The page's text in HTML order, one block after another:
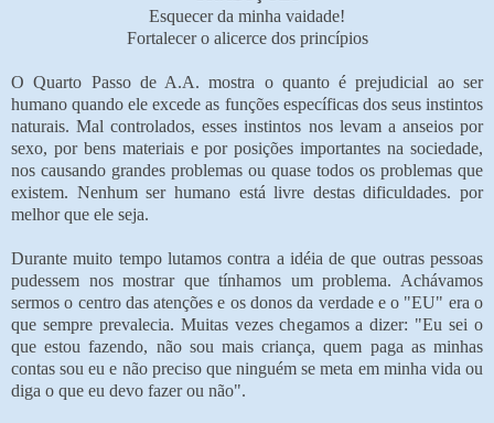
Esquecer da minha vaidade!
Fortalecer o alicerce dos princípios
O Quarto Passo de A.A. mostra o quanto é prejudicial ao ser
humano quando ele excede as funções específicas dos seus instintos
naturais. Mal controlados, esses instintos nos levam a anseios por
sexo, por bens materiais e por posições importantes na sociedade,
nos causando grandes problemas ou quase todos os problemas que
existem. Nenhum ser humano está livre destas dificuldades. por
melhor que ele seja.
Durante muito tempo lutamos contra a idéia de que outras pessoas
pudessem nos mostrar que tínhamos um problema. Achávamos
sermos o centro das atenções e os donos da verdade e o "EU" era o
que sempre prevalecia. Muitas vezes chegamos a dizer: "Eu sei o
que estou fazendo, não sou mais criança, quem paga as minhas
contas sou eu e não preciso que ninguém se meta em minha vida ou
diga o que eu devo fazer ou não".